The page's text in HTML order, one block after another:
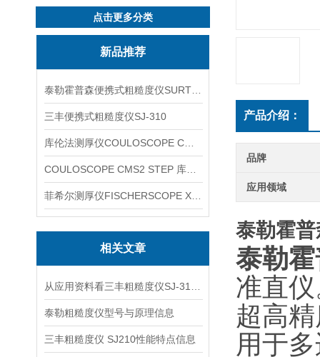
点击更多分类
新品推荐
三丰便携式粗糙度仪SJ-310
相关文章
泰勒粗糙度仪型号与原理信息
三丰粗糙度仪 SJ210性能特点信息
产品介绍：
品牌
应用领域
泰勒霍
泰勒
准直
超高
用于